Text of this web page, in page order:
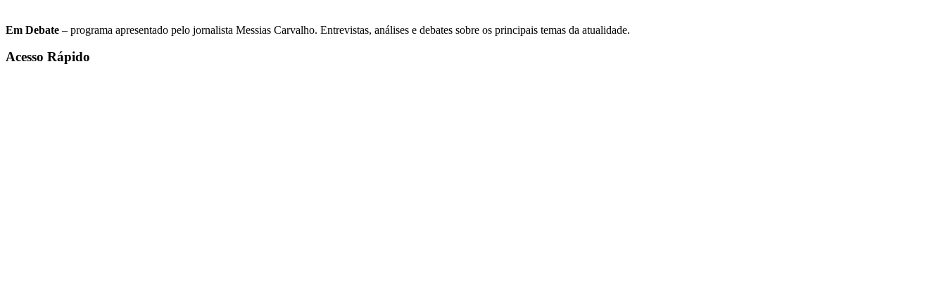
Em Debate – programa apresentado pelo jornalista Messias Carvalho. Entrevistas, análises e debates sobre os principais temas da atualidade.
Acesso Rápido